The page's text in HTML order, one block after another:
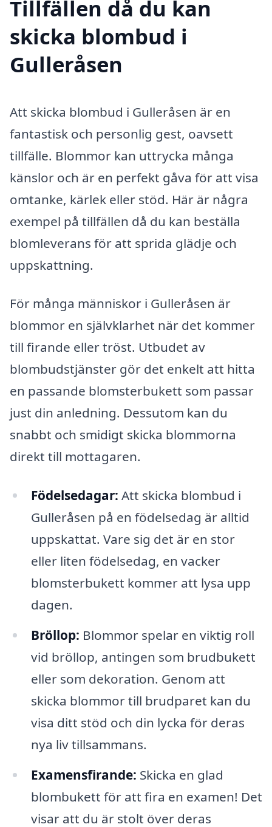
Tillfällen då du kan
skicka blombud i
Gulleråsen
Att skicka blombud i Gulleråsen är en
fantastisk och personlig gest, oavsett
tillfälle. Blommor kan uttrycka många
känslor och är en perfekt gåva för att visa
omtanke, kärlek eller stöd. Här är några
exempel på tillfällen då du kan beställa
blomleverans för att sprida glädje och
uppskattning.
För många människor i Gulleråsen är
blommor en självklarhet när det kommer
till firande eller tröst. Utbudet av
blombudstjänster gör det enkelt att hitta
en passande blomsterbukett som passar
just din anledning. Dessutom kan du
snabbt och smidigt skicka blommorna
direkt till mottagaren.
Födelsedagar: Att skicka blombud i
Gulleråsen på en födelsedag är alltid
uppskattat. Vare sig det är en stor
eller liten födelsedag, en vacker
blomsterbukett kommer att lysa upp
dagen.
Bröllop: Blommor spelar en viktig roll
vid bröllop, antingen som brudbukett
eller som dekoration. Genom att
skicka blommor till brudparet kan du
visa ditt stöd och din lycka för deras
nya liv tillsammans.
Examensfirande: Skicka en glad
blombukett för att fira en examen! Det
visar att du är stolt över deras